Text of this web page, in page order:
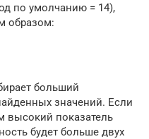
по умолчанию = 14),
образом:
больший
значений. Если
высокий показатель
будет больше двух